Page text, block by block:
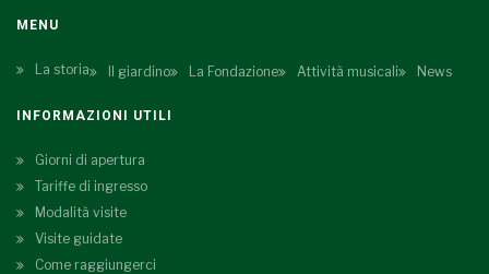
MENU
La storia Il giardino La Fondazione Attività musicali News
INFORMAZIONI UTILI
Giorni di apertura
Tariffe di ingresso
Modalità visite
Visite guidate
Come raggiungerci